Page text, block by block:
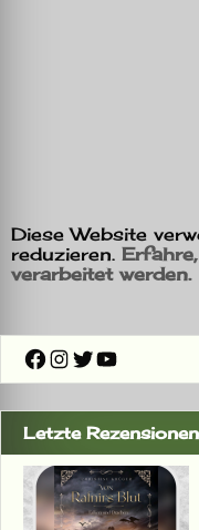
Diese Website
reduzieren.
verarbeitet werden.
Facebook
Instagram
Twitter
YouTube
Letzte Rezensionen